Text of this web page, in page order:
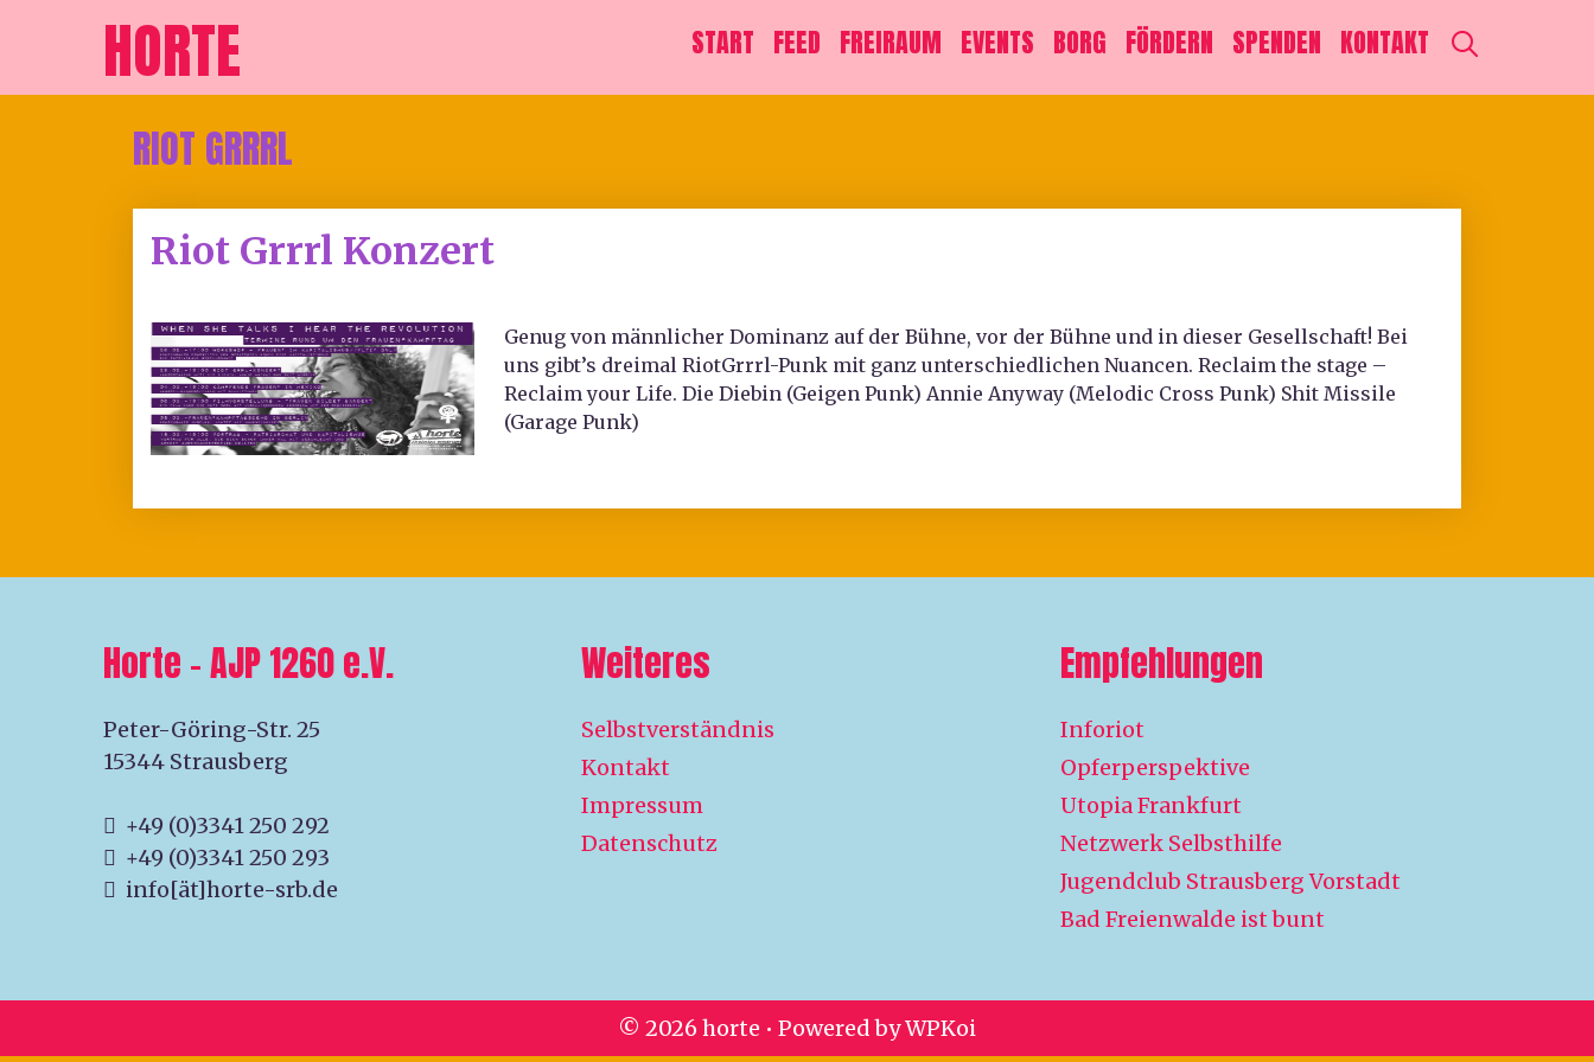
HORTE START FEED FREIRAUM EVENTS BORG FÖRDERN SPENDEN KONTAKT
RIOT GRRRL
Riot Grrrl Konzert
Genug von männlicher Dominanz auf der Bühne, vor der Bühne und in dieser Gesellschaft! Bei
uns gibt’s dreimal RiotGrrrl-Punk mit ganz unterschiedlichen Nuancen. Reclaim the stage –
Reclaim your Life. Die Diebin (Geigen Punk) Annie Anyway (Melodic Cross Punk) Shit Missile
(Garage Punk)
Horte – AJP 1260 e.V.
Peter-Göring-Str. 25
15344 Strausberg
+49 (0)3341 250 292
+49 (0)3341 250 293
info[ät]horte-srb.de
Weiteres
Selbstverständnis
Kontakt
Impressum
Datenschutz
Empfehlungen
Inforiot
Opferperspektive
Utopia Frankfurt
Netzwerk Selbsthilfe
Jugendclub Strausberg Vorstadt
Bad Freienwalde ist bunt
© 2026 horte • Powered byWPKoi